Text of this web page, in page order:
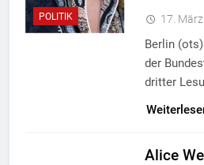
POLITIK 17.
Berlin
der
dritter
Alice